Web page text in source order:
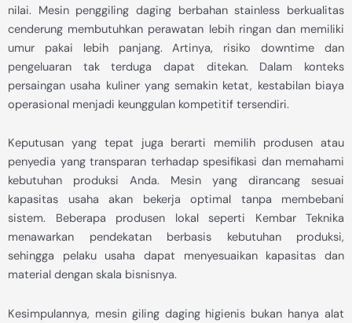
nilai. Mesin penggiling daging berbahan stainless berkualitas
cenderung membutuhkan perawatan lebih ringan dan memiliki
umur pakai lebih panjang. Artinya, risiko downtime dan
pengeluaran tak terduga dapat ditekan. Dalam konteks
persaingan usaha kuliner yang semakin ketat, kestabilan biaya
operasional menjadi keunggulan kompetitif tersendiri.
Keputusan yang tepat juga berarti memilih produsen atau
penyedia yang transparan terhadap spesifikasi dan memahami
kebutuhan produksi Anda. Mesin yang dirancang sesuai
kapasitas usaha akan bekerja optimal tanpa membebani
sistem. Beberapa produsen lokal seperti Kembar Teknika
menawarkan pendekatan berbasis kebutuhan produksi,
sehingga pelaku usaha dapat menyesuaikan kapasitas dan
material dengan skala bisnisnya.
Kesimpulannya, mesin giling daging higienis bukan hanya alat